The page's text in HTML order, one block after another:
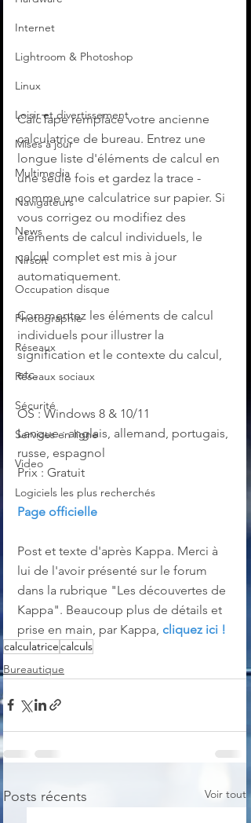
Internet
Lightroom & Photoshop
Linux
Loisir et divertissement
Mises à jour
Multimedia
Navigateurs
News
Nirsoft
Occupation disque
Photographie
Réseaux
Réseaux sociaux
Sécurité
Services en ligne
Video
Logiciels les plus recherchés
CalcTape remplace votre ancienne
calculatrice de bureau. Entrez une
longue liste d'éléments de calcul en
une seule fois et gardez la trace -
comme une calculatrice sur papier. Si
vous corrigez ou modifiez des
éléments de calcul individuels, le
calcul complet est mis à jour
automatiquement.
Commentez les éléments de calcul
individuels pour illustrer la
signification et le contexte du calcul,
etc.
OS : Windows 8 & 10/11
Langue : anglais, allemand, portugais,
russe, espagnol
Prix : Gratuit
Page officielle
Post et texte d'après Kappa. Merci à
lui de l'avoir présenté sur le forum
dans la rubrique "Les découvertes de
Kappa". Beaucoup plus de détails et
prise en main, par Kappa, cliquez ici !
calculatricecalculs
Bureautique
Posts récents Voir tout